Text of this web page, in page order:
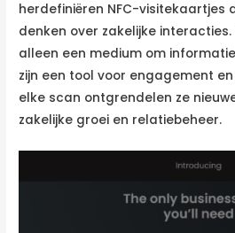
herdefiniëren NFC-visitekaartjes
denken over zakelijke interacties.
alleen een medium om
zijn een tool voor engagement
elke scan ontgrendelen ze
zakelijke groei en relatiebeheer.